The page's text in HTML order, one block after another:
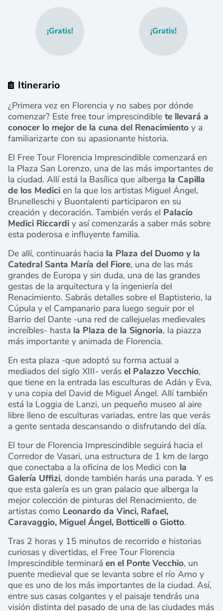
¡Gratis! ¡Gratis!
Itinerario
¿Primera vez en Florencia y no sabes por dónde
comenzar? Este free tour imprescindible te llevará a
conocer lo mejor de la cuna del Renacimiento y a
familiarizarte con su apasionante historia.
El Free Tour Florencia Imprescindible comenzará en
la Plaza San Lorenzo, una de las más importantes de
la ciudad. Allí está la Basílica que alberga la Capilla
de los Medici en la que los artistas Miguel Ángel,
Brunelleschi y Buontalenti participaron en su
creación y decoración. También verás el Palacio
Medici Riccardi y así comenzarás a saber más sobre
esta poderosa e influyente familia.
De allí, continuarás hacia la Plaza del Duomo y la
Catedral Santa María del Fiore, una de las más
grandes de Europa y sin duda, una de las grandes
gestas de la arquitectura y la ingeniería del
Renacimiento. Sabrás detalles sobre el Baptisterio, la
Cúpula y el Campanario para luego seguir por el
Barrio del Dante -una red de callejuelas medievales
increíbles- hasta la Plaza de la Signoria, la piazza
más importante y animada de Florencia.
En esta plaza -que adoptó su forma actual a
mediados del siglo XIII- verás el Palazzo Vecchio,
que tiene en la entrada las esculturas de Adán y Eva,
y una copia del David de Miguel Ángel. Allí también
está la Loggia de Lanzi, un pequeño museo al aire
libre lleno de esculturas variadas, entre las que verás
a gente sentada descansando o disfrutando del día.
El tour de Florencia Imprescindible seguirá hacia el
Corredor de Vasari, una estructura de 1 km de largo
que conectaba a la oficina de los Medici con la
Galería Uffizi, donde también harás una parada. Y es
que esta galería es un gran palacio que alberga la
mejor colección de pinturas del Renacimiento, de
artistas como Leonardo da Vinci, Rafael,
Caravaggio, Miguel Ángel, Botticelli o Giotto.
Tras 2 horas y 15 minutos de recorrido e historias
curiosas y divertidas, el Free Tour Florencia
Imprescindible terminará en el Ponte Vecchio, un
puente medieval que se levanta sobre el río Arno y
que es uno de los más importantes de la ciudad. Así,
entre sus casas colgantes y el paisaje tendrás una
visión distinta del pasado de una de las ciudades más